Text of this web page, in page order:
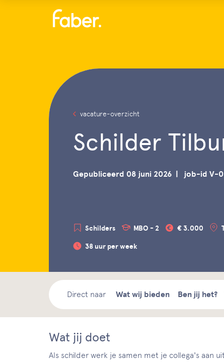
vacature-overzicht
Schilder
Gepubliceerd 08 juni 2026 job-id V-
Schilders MBO - 2 € 3.000
38 uur per week
Direct naar Wat wij bieden Ben jij het?
Wat jij doet
Als schilder werk je samen met je collega's aan